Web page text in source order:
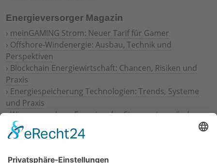
Energieversorger Magazin
› meinGAMING Strom: Neuer Tarif für Gamer
› Offshore-Windenergie: Ausbau, Technik und
Perspektiven
› Blockchain Energiewirtschaft: Chancen, Risiken und
Praxis
› Energiespeicherung Technologien: Trends, Systeme
und Praxis
›Wie erneuerbare Energien das Stromnetz verändern
Digitalisierung Energiewirtschaft: Effizienz, Netze und
Prozesse